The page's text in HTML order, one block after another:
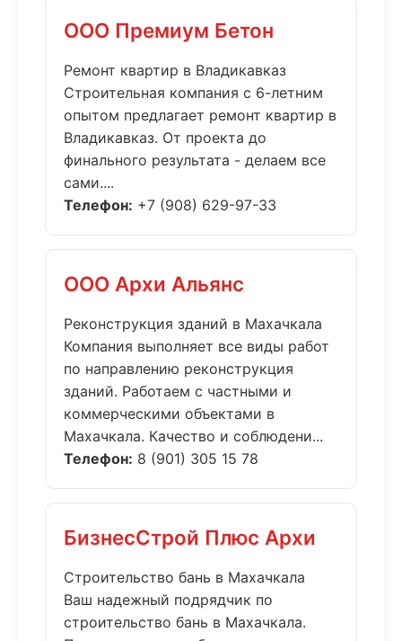
ООО Премиум Бетон
Ремонт квартир в Владикавказ
Строительная компания с 6-летним
опытом предлагает ремонт квартир в
Владикавказ. От проекта до
финального результата - делаем все
сами....
Телефон: +7 (908) 629-97-33
ООО Архи Альянс
Реконструкция зданий в Махачкала
Компания выполняет все виды работ
по направлению реконструкция
зданий. Работаем с частными и
коммерческими объектами в
Махачкала. Качество и соблюдени...
Телефон: 8 (901) 305 15 78
БизнесСтрой Плюс Архи
Строительство бань в Махачкала
Ваш надежный подрядчик по
строительство бань в Махачкала.